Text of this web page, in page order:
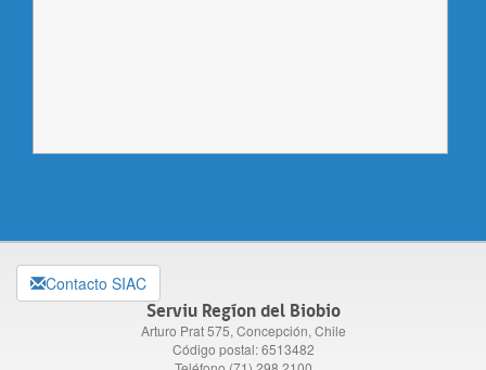
Contacto SIAC
Serviu Regíon del Biobio
Arturo Prat 575, Concepción, Chile
Código postal: 6513482